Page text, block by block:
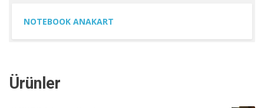
NOTEBOOK ANAKART
Ürünler